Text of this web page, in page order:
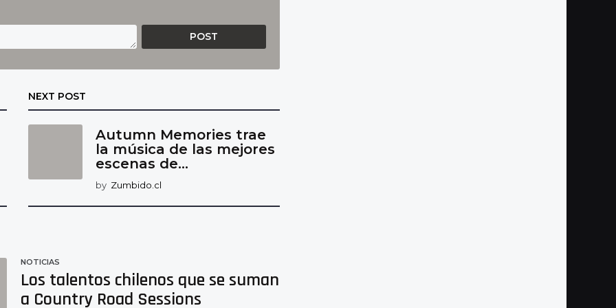
NEXT POST
Autumn Memories trae
la música de las mejores
escenas de...
by Zumbido.cl
NOTICIAS
Los talentos chilenos que se suman
a Country Road Sessions